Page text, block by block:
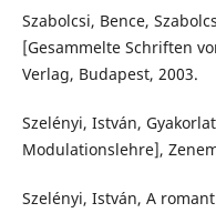
Szabolcsi, Bence,
[Gesammelte Schriften
Verlag, Budapest, 2003.
Szelényi, István,
Modulationslehre],
Szelényi, István, A